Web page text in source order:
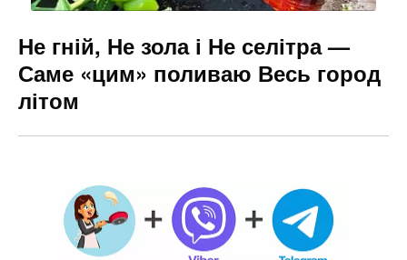
Не гній, Не зола і Не селітра —
Саме «цим» поливаю Весь город
літом